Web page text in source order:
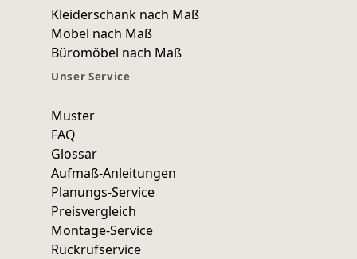
Kleiderschank nach Maß
Möbel nach Maß
Büromöbel nach Maß
Unser Service
Muster
FAQ
Glossar
Aufmaß-Anleitungen
Planungs-Service
Preisvergleich
Montage-Service
Rückrufservice